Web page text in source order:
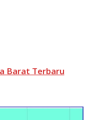
Barat Terbaru